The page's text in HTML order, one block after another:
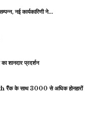
नई कार्यकारिणी ने…
शानदार प्रदर्शन
रैंक के साथ 3000 से अधिक होनहारों